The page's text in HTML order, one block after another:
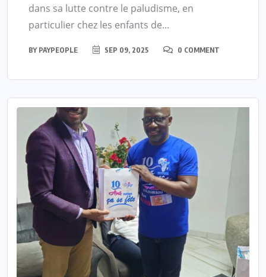
dans sa lutte contre le paludisme, en
particulier chez les enfants de...
BY PAYPEOPLE SEP 09, 2025 0 COMMENT